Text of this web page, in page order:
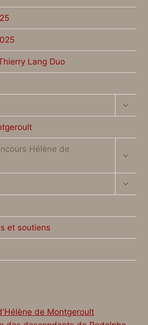
Lang Duo
child
Hélène de
child
child
et soutiens
de Montgeroult